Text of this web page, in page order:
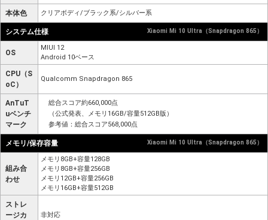
本体色 クリアボディ/ブラック系/シルバー系
システム仕様 Xiaomi Mi 10 Ultra（Snapdragon 865）
OS
MIUI 12
Android 10ベース
CPU（S
oC）
Qualcomm Snapdragon 865
AnTuT
uベンチ
マーク
総合スコア約660,000点
（公式発表、メモリ16GB/容量512GB版）
参考値：総合スコア568,000点
メモリ/保存容量 Xiaomi Mi 10 Ultra（Snapdragon 865）
組み合
わせ
メモリ8GB+容量128GB
メモリ8GB+容量256GB
メモリ12GB+容量256GB
メモリ16GB+容量512GB
ストレ
ージカ
非対応